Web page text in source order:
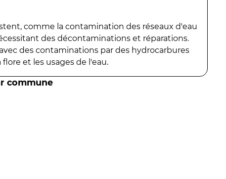
comme la contamination des réseaux d'eau
des décontaminations et réparations.
des contaminations par des hydrocarbures
et les usages de l'eau.
commune